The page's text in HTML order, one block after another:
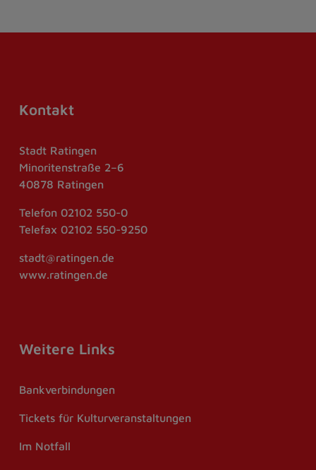
Kontakt
Stadt Ratingen
Minoritenstraße 2–6
40878 Ratingen
Telefon 02102 550-0
Telefax 02102 550-9250
stadt@ratingen.de
www.ratingen.de
Weitere Links
Bankverbindungen
Tickets für Kulturveranstaltungen
Im Notfall